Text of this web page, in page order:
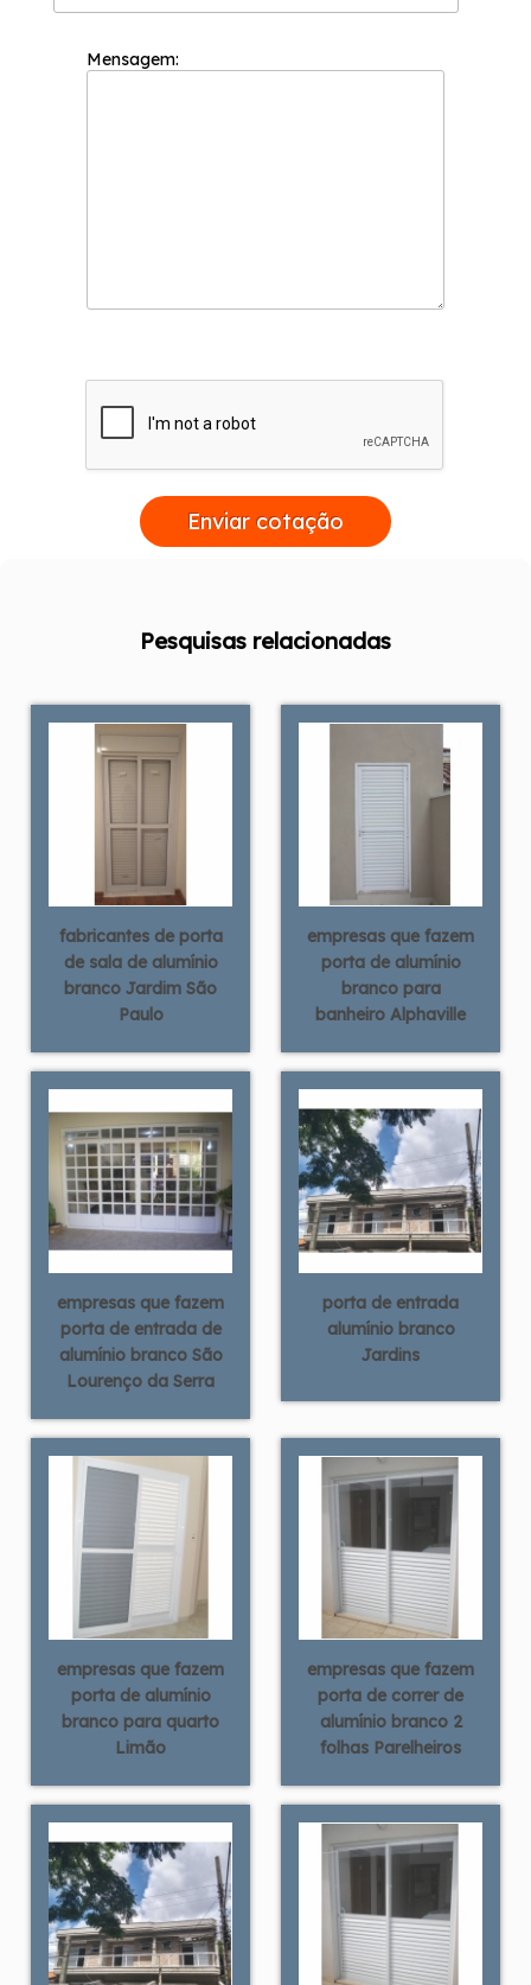
Mensagem:
Enviar cotação
Pesquisas relacionadas
fabricantes de porta
de sala de alumínio
branco Jardim São
Paulo
empresas que fazem
porta de alumínio
branco para
banheiro Alphaville
empresas que fazem
porta de entrada de
alumínio branco São
Lourenço da Serra
porta de entrada
alumínio branco
Jardins
empresas que fazem
porta de alumínio
branco para quarto
Limão
empresas que fazem
porta de correr de
alumínio branco 2
folhas Parelheiros